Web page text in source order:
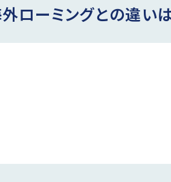
ローミングとの違い